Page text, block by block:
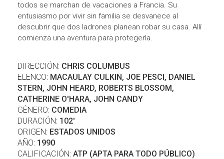
todos se marchan de vacaciones a Francia. Su
entusiasmo por vivir sin familia se desvanece al
descubrir que dos ladrones planean robar su casa. Allí
comienza una aventura para protegerla.
DIRECCIÓN: CHRIS COLUMBUS
ELENCO: MACAULAY CULKIN, JOE PESCI, DANIEL
STERN, JOHN HEARD, ROBERTS BLOSSOM,
CATHERINE O'HARA, JOHN CANDY
GÉNERO: COMEDIA
DURACIÓN: 102'
ORIGEN: ESTADOS UNIDOS
AÑO: 1990
CALIFICACIÓN: ATP (APTA PARA TODO PÚBLICO)